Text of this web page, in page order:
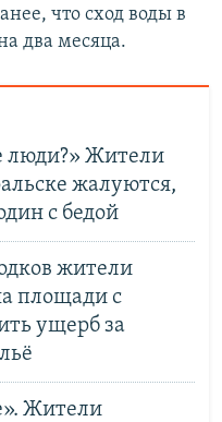
что сход воды в
два месяца.
люди?» Жители
жалуются,
с бедой
жители
площади с
ущерб за
Жители